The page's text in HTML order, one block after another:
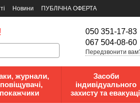
Новини
ПУБЛІЧНА ОФЕРТА
050 351-17-83
067 504-08-60
Передзвонити
журнали,
покажчики
Засоби
індивідуального
захисту та